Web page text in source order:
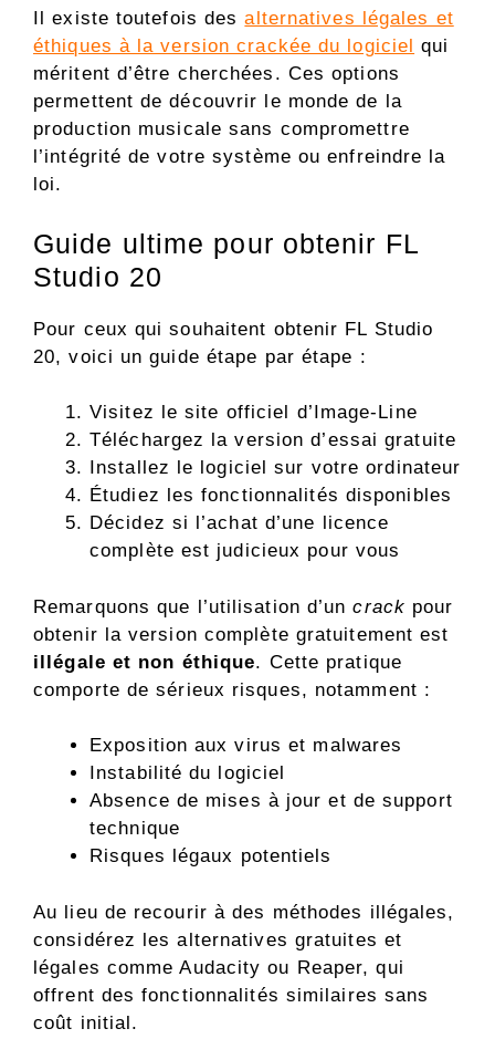
Il existe toutefois desalternatives légales et
éthiques à la version crackée du logiciel
qui
méritent d’être cherchées. Ces options
permettent de découvrir le monde de la
production musicale sans compromettre
l’intégrité de votre système ou enfreindre la
loi.
Guide ultime pour obtenir FL
Studio 20
Pour ceux qui souhaitent obtenir FL Studio
20, voici un guide étape par étape :
Visitez le site officiel d’Image-Line
Téléchargez la version d’essai gratuite
Installez le logiciel sur votre ordinateur
Étudiez les fonctionnalités disponibles
Décidez si l’achat d’une licence
complète est judicieux pour vous
Remarquons que l’utilisation d’uncrack pour
obtenir la version complète gratuitement est
illégale et non éthique. Cette pratique
comporte de sérieux risques, notamment :
Exposition aux virus et malwares
Instabilité du logiciel
Absence de mises à jour et de support
technique
Risques légaux potentiels
Au lieu de recourir à des méthodes illégales,
considérez les alternatives gratuites et
légales comme Audacity ou Reaper, qui
offrent des fonctionnalités similaires sans
coût initial.